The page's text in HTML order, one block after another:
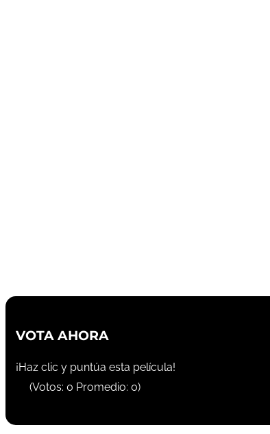
VOTA AHORA
¡Haz clic y puntúa esta película!
(Votos: 0 Promedio: 0)